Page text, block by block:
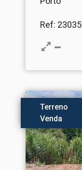
Ref: 23035
Terreno
Venda